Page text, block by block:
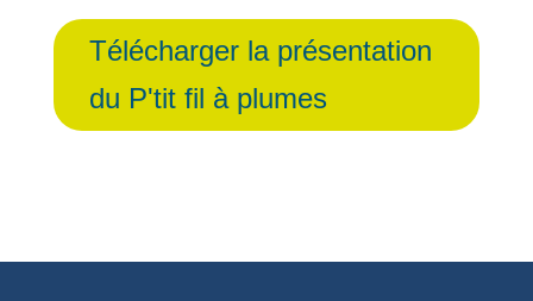
Télécharger la présentation
du P'tit fil à plumes